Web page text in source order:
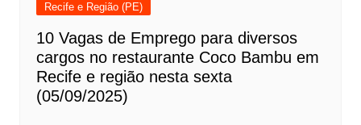
Recife e Região (PE)
10 Vagas de Emprego para diversos
cargos no restaurante Coco Bambu em
Recife e região nesta sexta
(05/09/2025)